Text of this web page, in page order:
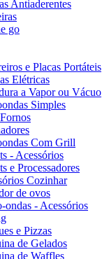
Antiaderentes
go
e Placas Portáteis
Elétricas
a Vapor ou Vácuo
Simples
Com Grill
- Acessórios
e Processadores
Cozinhar
de ovos
ondas - Acessórios
e Pizzas
de Gelados
de Waffles